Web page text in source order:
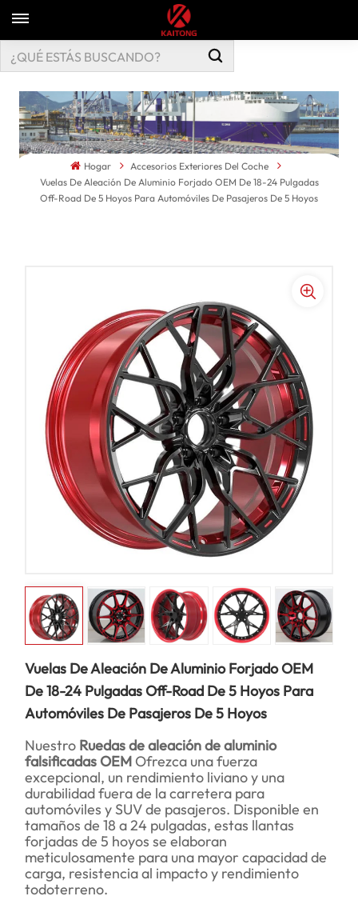
Hogar
Accesorios Exteriores Del Coche
Vuelas De Aleación De Aluminio Forjado OEM De 18-24 Pulgadas
Off-Road De 5 Hoyos Para Automóviles De Pasajeros De 5 Hoyos
Vuelas De Aleación De Aluminio Forjado OEM
De 18-24 Pulgadas Off-Road De 5 Hoyos Para
Automóviles De Pasajeros De 5 Hoyos
Nuestro Ruedas de aleación de aluminio
falsificadas OEM Ofrezca una fuerza
excepcional, un rendimiento liviano y una
durabilidad fuera de la carretera para
automóviles y SUV de pasajeros. Disponible en
tamaños de 18 a 24 pulgadas, estas llantas
forjadas de 5 hoyos se elaboran
meticulosamente para una mayor capacidad de
carga, resistencia al impacto y rendimiento
todoterreno.